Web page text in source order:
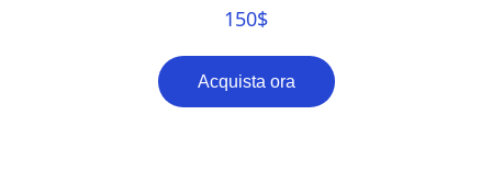
150$
Acquista ora